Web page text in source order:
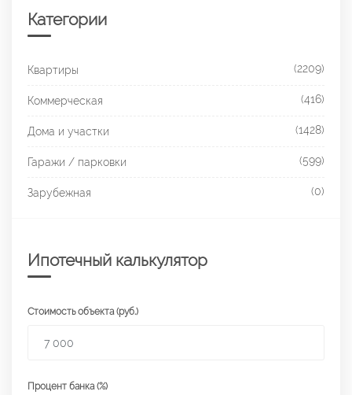
Категории
Квартиры (2209)
Коммерческая (416)
Дома и участки (1428)
Гаражи / парковки (599)
Зарубежная (0)
Ипотечный калькулятор
Стоимость объекта (руб.)
Процент банка (%)